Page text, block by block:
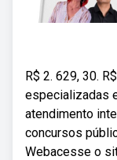
R$ 2. 629, 30.
especializadas
atendimento
concursos
Webacesse o